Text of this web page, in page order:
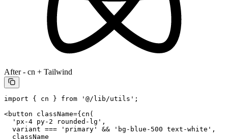
After - cn + Tailwind
import { cn } from '@/lib/utils' ;
<button className={cn (
  'px-4 py-2 rounded-lg'
,
  variant
=== 'primary' && 'bg-blue-500 text-white' ,
  className